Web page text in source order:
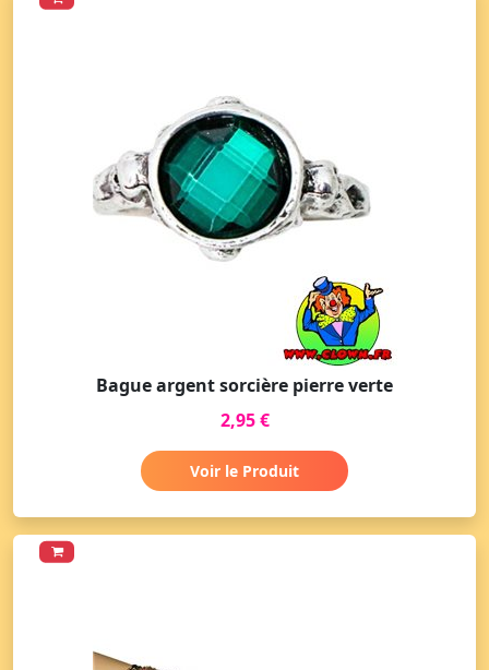
Bague argent sorcière pierre verte
2,95 €
Voir le Produit